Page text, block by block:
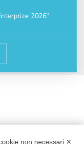
2026"
non necessari ✕